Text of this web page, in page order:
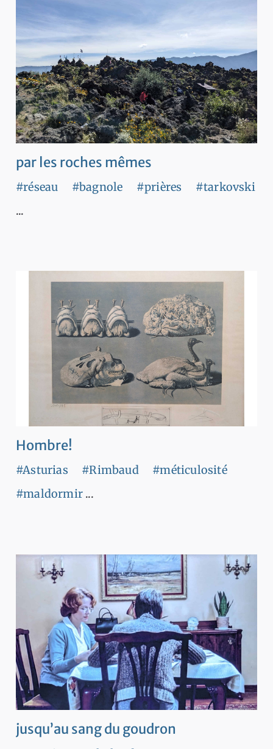
par les roches mêmes
#réseau #bagnole #prières
#tarkovski
...
Hombre!
#Asturias #Rimbaud
#méticulosité
#maldormir...
jusqu’au sang du goudron